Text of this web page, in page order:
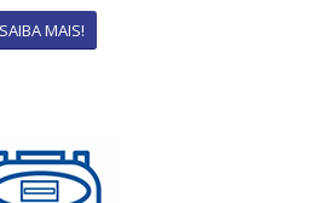
SAIBA MAIS!